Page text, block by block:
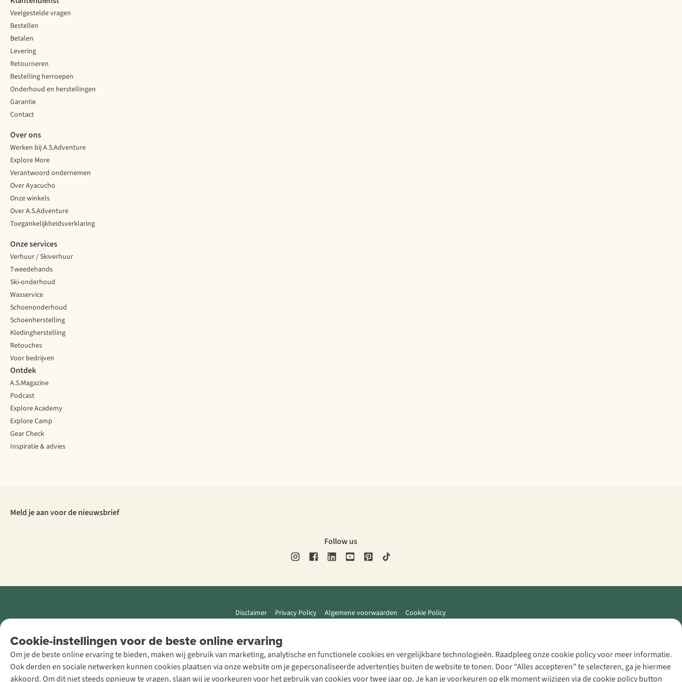
Cookie-instellingen voor de beste online ervaring
Om je de beste online ervaring te bieden, maken wij gebruik van marketing, analytische en functionele cookies en vergelijkbare technologieën. Raadpleeg onze cookie policy voor meer informatie.
Ook derden en sociale netwerken kunnen cookies plaatsen via onze website om je gepersonaliseerde advertenties buiten de website te tonen. Door “Alles accepteren” te selecteren, ga je hiermee
akkoord. Om dit niet steeds opnieuw te vragen, slaan wij je voorkeuren voor het gebruik van cookies voor twee jaar op. Je kan je voorkeuren op elk moment wijzigen via de cookie policy button
Veelgestelde vragen
Bestellen
Betalen
Levering
Retourneren
Bestelling herroepen
Onderhoud en herstellingen
Garantie
Contact
Over ons
Werken bij A.S.Adventure
Explore More
Verantwoord ondernemen
Over Ayacucho
Onze winkels
Over A.S.Adventure
Toegankelijkheidsverklaring
Onze services
Verhuur / Skiverhuur
Tweedehands
Ski-onderhoud
Wasservice
Schoenonderhoud
Schoenherstelling
Kledingherstelling
Retouches
Voor bedrijven
Ontdek
A.S.Magazine
Podcast
Explore Academy
Explore Camp
Gear Check
Inspiratie & advies
Meld je aan voor de nieuwsbrief
Follow us
Disclaimer Privacy Policy Algemene voorwaarden Cookie Policy
Retail Concepts
NV,
Smallandlaan
9, B-2660